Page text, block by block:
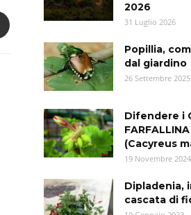
2026
31 Luglio 2026
Popillia,
dal giardino
26 Settembre 2025
Difendere i
(Cacyreus
19 Novembre 2024
Dipladenia,
cascata di